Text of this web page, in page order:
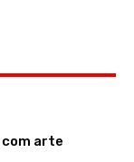
com arte